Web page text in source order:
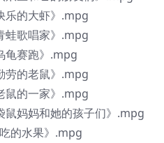
乐的大虾》.mpg
蛙歌唱家》.mpg
龟赛跑》.mpg
劳的老鼠》.mpg
鼠的一家》.mpg
鼠妈妈和她的孩子们》.mpg
的水果》.mpg